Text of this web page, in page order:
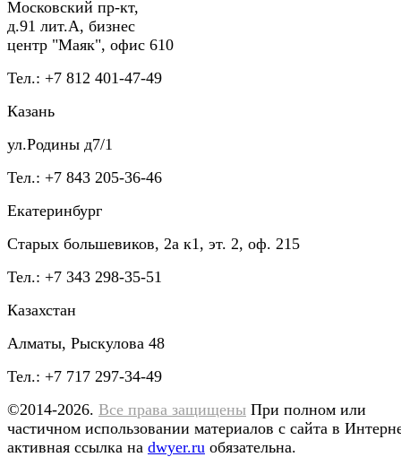
Московский пр-кт,
д.91 лит.А, бизнес
центр "Маяк", офис 610
Тел.: +7 812 401-47-49
Казань
ул.Родины д7/1
Тел.: +7 843 205-36-46
Екатеринбург
Старых большевиков, 2а к1, эт. 2, оф. 215
Тел.: +7 343 298-35-51
Казахстан
Алматы, Рыскулова 48
Тел.: +7 717 297-34-49
©2014-2026. Все права защищены При полном или
частичном использовании материалов с сайта в
активная ссылка на dwyer.ru обязательна.